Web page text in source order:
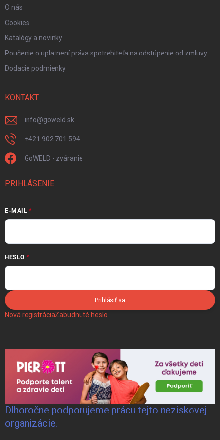
O nás
Cookies
Katalógy a novinky
Poučenie o uplatnení práva spotrebiteľa na odstúpenie od zmluvy
Dodacie podmienky
KONTAKT
info@goweld.sk
+421 902 701 594
GoWELD - zváranie
PRIHLÁSENIE
E-MAIL
HESLO
Prihlásiť sa
Nová registráciaZabudnuté heslo
Dlhoročne podporujeme prácu tejto neziskovej
organizácie.